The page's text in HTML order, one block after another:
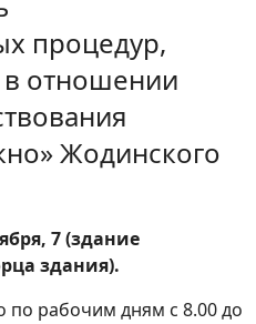
процедур,
отношении
Жодинского
7 (здание
здания).
рабочим дням с 8.00 до
потребления топливно-
для юридических
потреблением
ресурсов 300 тонн
и более и (или)
лиц, имеющи
наружной
средстве
разрешения на
наружной рекламы